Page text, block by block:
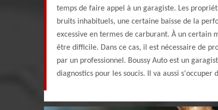
temps de faire appel à un garagiste. Les
bruits inhabituels, une certaine baisse de la
excessive en termes de carburant. À un certain
être difficile. Dans ce cas, il est nécessaire de
par un professionnel. Boussy Auto est un
diagnostics pour les soucis. Il va aussi s'occuper